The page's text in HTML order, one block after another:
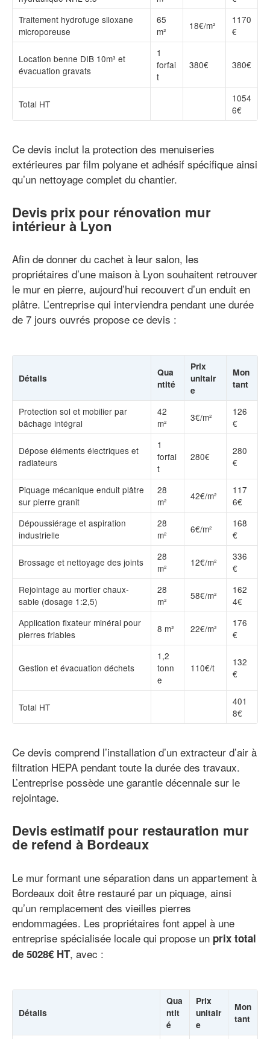
Traitement hydrofuge siloxane
microporeuse
65
m²
18€/m²
1170
€
Location benne DIB 10m³ et
évacuation gravats
1
forfai
t
380€ 380€
Total HT
1054
6€
Ce devis inclut la protection des menuiseries
extérieures par film polyane et adhésif spécifique ainsi
qu’un nettoyage complet du chantier.
Devis prix pour rénovation mur
intérieur à Lyon
Afin de donner du cachet à leur salon, les
propriétaires d’une maison à Lyon souhaitent retrouver
le mur en pierre, aujourd’hui recouvert d’un enduit en
plâtre. L’entreprise qui interviendra pendant une durée
de 7 jours ouvrés propose ce devis :
Détails
Qua
ntité
Prix
unitair
e
Mon
tant
Protection sol et mobilier par
bâchage intégral
42
m²
3€/m²
126
€
Dépose éléments électriques et
radiateurs
1
forfai
t
280€
280
€
Piquage mécanique enduit plâtre
sur pierre granit
28
m²
42€/m²
117
6€
Dépoussiérage et aspiration
industrielle
28
m²
6€/m²
168
€
Brossage et nettoyage des joints
28
m²
12€/m²
336
€
Rejointage au mortier chaux-
sable (dosage 1:2,5)
28
m²
58€/m²
162
4€
Application fixateur minéral pour
pierres friables
8 m² 22€/m²
176
€
Gestion et évacuation déchets
1,2
tonn
e
110€/t
132
€
Total HT
401
8€
Ce devis comprend l’installation d’un extracteur d’air à
filtration HEPA pendant toute la durée des travaux.
L’entreprise possède une garantie décennale sur le
rejointage.
Devis estimatif pour restauration mur
de refend à Bordeaux
Le mur formant une séparation dans un appartement à
Bordeaux doit être restauré par un piquage, ainsi
qu’un remplacement des vieilles pierres
endommagées. Les propriétaires font appel à une
entreprise spécialisée locale qui propose un prix total
de 5028€ HT, avec :
Détails
Qua
ntit
é
Prix
unitair
e
Mon
tant